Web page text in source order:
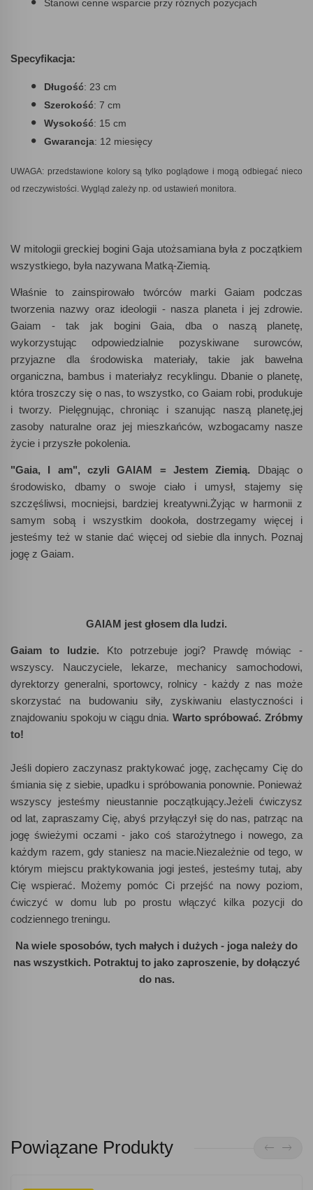
Stanowi cenne wsparcie przy różnych pozycjach
Specyfikacja:
Długość: 23 cm
Szerokość: 7 cm
Wysokość: 15 cm
Gwarancja: 12 miesięcy
UWAGA: przedstawione kolory są tylko poglądowe i mogą odbiegać nieco
od rzeczywistości. Wygląd zależy np. od ustawień monitora.
W mitologii greckiej bogini Gaja utożsamiana była z początkiem
wszystkiego, była nazywana Matką-Ziemią.
Właśnie to zainspirowało twórców marki Gaiam podczas
tworzenia nazwy oraz ideologii - nasza planeta i jej zdrowie.
Gaiam - tak jak bogini Gaia, dba o naszą planetę,
wykorzystując odpowiedzialnie pozyskiwane surowców,
przyjazne dla środowiska materiały, takie jak bawełna
organiczna, bambus i materiałyz recyklingu. Dbanie o planetę,
która troszczy się o nas, to wszystko, co Gaiam robi, produkuje
i tworzy. Pielęgnując, chroniąc i szanując naszą planetę,jej
zasoby naturalne oraz jej mieszkańców, wzbogacamy nasze
życie i przyszłe pokolenia.
"Gaia, I am", czyli GAIAM = Jestem Ziemią. Dbając o
środowisko, dbamy o swoje ciało i umysł, stajemy się
szczęśliwsi, mocniejsi, bardziej kreatywni.Żyjąc w harmonii z
samym sobą i wszystkim dookoła, dostrzegamy więcej i
jesteśmy też w stanie dać więcej od siebie dla innych. Poznaj
jogę z Gaiam.
GAIAM jest głosem dla ludzi.
Gaiam to ludzie. Kto potrzebuje jogi? Prawdę mówiąc -
wszyscy. Nauczyciele, lekarze, mechanicy samochodowi,
dyrektorzy generalni, sportowcy, rolnicy - każdy z nas może
skorzystać na budowaniu siły, zyskiwaniu elastyczności i
znajdowaniu spokoju w ciągu dnia. Warto spróbować. Zróbmy
to!
Jeśli dopiero zaczynasz praktykować jogę, zachęcamy Cię do
śmiania się z siebie, upadku i spróbowania ponownie. Ponieważ
wszyscy jesteśmy nieustannie początkujący.Jeżeli ćwiczysz
od lat, zapraszamy Cię, abyś przyłączył się do nas, patrząc na
jogę świeżymi oczami - jako coś starożytnego i nowego, za
każdym razem, gdy staniesz na macie.Niezależnie od tego, w
którym miejscu praktykowania jogi jesteś, jesteśmy tutaj, aby
Cię wspierać. Możemy pomóc Ci przejść na nowy poziom,
ćwiczyć w domu lub po prostu włączyć kilka pozycji do
codziennego treningu.
Na wiele sposobów, tych małych i dużych - joga należy do
nas wszystkich. Potraktuj to jako zaproszenie, by dołączyć
do nas.
Powiązane Produkty